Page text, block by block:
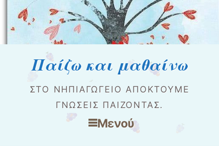
Παίζω και μαθαίνω
ΣΤΟ ΝΗΠΙΑΓΩΓΕΊΟ ΑΠΟΚΤΟΎΜΕ
ΓΝΏΣΕΙΣ ΠΑΊΖΟΝΤΑΣ.
Μενού